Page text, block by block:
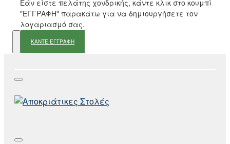
Εάν είστε πελάτης χονδρικής, κάντε κλικ στο κουμπί
"ΕΓΓΡΑΦΗ" παρακάτω για να δημιουργήσετε τον
λογαριασμό σας.
ΚΑΝΤΕ ΕΓΓΡΑΦΗ